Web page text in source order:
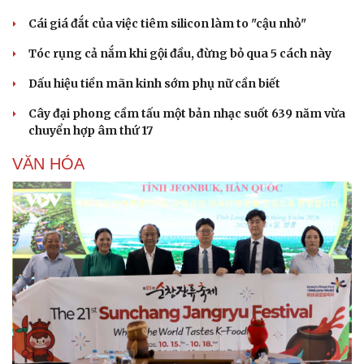
Cái giá đắt của việc tiêm silicon làm to "cậu nhỏ"
Tóc rụng cả nắm khi gội đầu, đừng bỏ qua 5 cách này
Dấu hiệu tiền mãn kinh sớm phụ nữ cần biết
Cây đại phong cầm tấu một bản nhạc suốt 639 năm vừa
chuyển hợp âm thứ 17
VĂN HÓA